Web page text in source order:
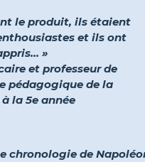
le produit, ils étaient
et ils ont
»
et professeur de
pédagogique de la
la 5e année
chronologie de